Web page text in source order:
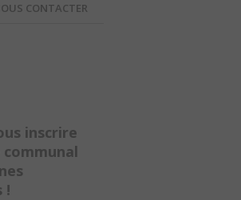
SITE
CONTACTER
inscrire
!